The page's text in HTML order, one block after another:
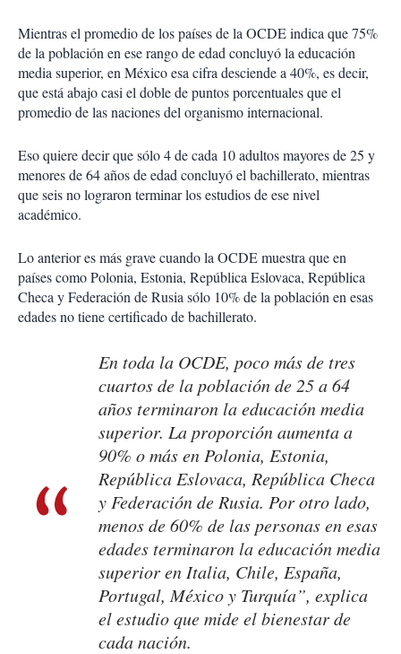
Mientras el promedio de los países de la OCDE indica que 75%
de la población en ese rango de edad concluyó la educación
media superior, en México esa cifra desciende a 40%, es decir,
que está abajo casi el doble de puntos porcentuales que el
promedio de las naciones del organismo internacional.
Eso quiere decir que sólo 4 de cada 10 adultos mayores de 25 y
menores de 64 años de edad concluyó el bachillerato, mientras
que seis no lograron terminar los estudios de ese nivel
académico.
Lo anterior es más grave cuando la OCDE muestra que en
países como Polonia, Estonia, República Eslovaca, República
Checa y Federación de Rusia sólo 10% de la población en esas
edades no tiene certificado de bachillerato.
En toda la OCDE, poco más de tres
cuartos de la población de 25 a 64
años terminaron la educación media
superior. La proporción aumenta a
90% o más en Polonia, Estonia,
República Eslovaca, República Checa
y Federación de Rusia. Por otro lado,
menos de 60% de las personas en esas
edades terminaron la educación media
superior en Italia, Chile, España,
Portugal, México y Turquía”, explica
el estudio que mide el bienestar de
cada nación.